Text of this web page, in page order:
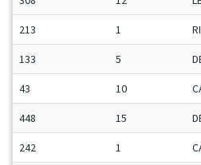
213 1
133 5
43 10
448 15
242 1